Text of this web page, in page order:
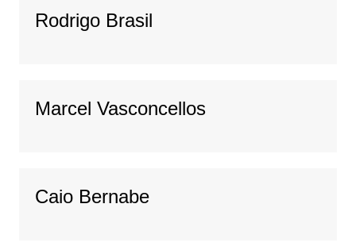
Rodrigo Brasil
Marcel Vasconcellos
Caio Bernabe